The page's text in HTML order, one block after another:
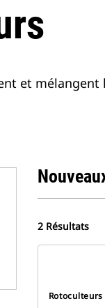
et
2 Résultats
Rotoculteurs